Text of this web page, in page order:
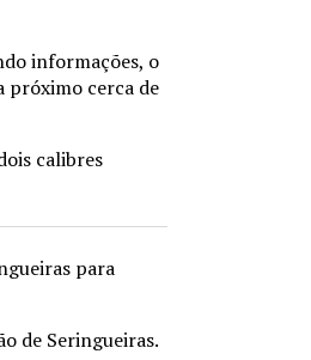
informações, o
próximo cerca de
calibres
para
de Seringueiras.